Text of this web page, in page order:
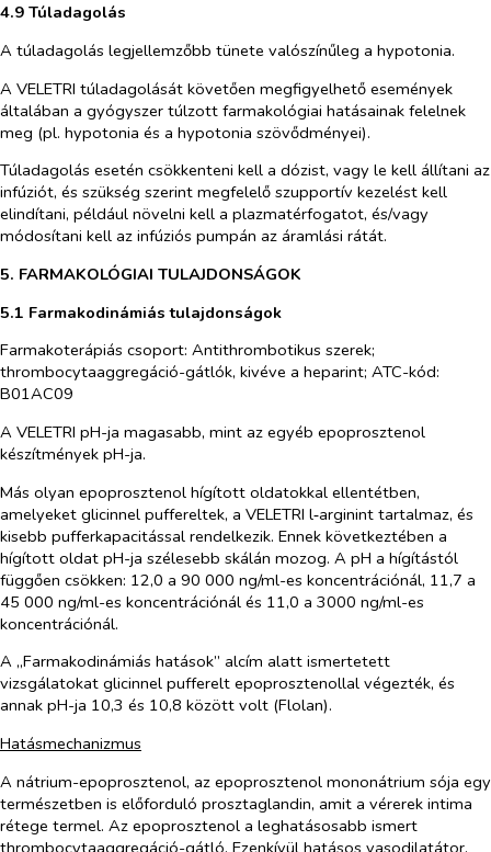
4.9 Túladagolás
A túladagolás legjellemzőbb tünete valószínűleg a hypotonia.
A VELETRI túladagolását követően megfigyelhető események
általában a gyógyszer túlzott farmakológiai hatásainak felelnek
meg (pl. hypotonia és a hypotonia szövődményei).
Túladagolás esetén csökkenteni kell a dózist, vagy le kell állítani az
infúziót, és szükség szerint megfelelő szupportív kezelést kell
elindítani, például növelni kell a plazmatérfogatot, és/vagy
módosítani kell az infúziós pumpán az áramlási rátát.
5. FARMAKOLÓGIAI TULAJDONSÁGOK
5.1 Farmakodinámiás tulajdonságok
Farmakoterápiás csoport: Antithrombotikus szerek;
thrombocytaaggregáció-gátlók, kivéve a heparint; ATC-kód:
B01AC09
A VELETRI pH-ja magasabb, mint az egyéb epoprosztenol
készítmények pH-ja.
Más olyan epoprosztenol hígított oldatokkal ellentétben,
amelyeket glicinnel puffereltek, a VELETRI l‑arginint tartalmaz, és
kisebb pufferkapacitással rendelkezik. Ennek következtében a
hígított oldat pH-ja szélesebb skálán mozog. A pH a hígítástól
függően csökken: 12,0 a 90 000 ng/ml-es koncentrációnál, 11,7 a
45 000 ng/ml-es koncentrációnál és 11,0 a 3000 ng/ml-es
koncentrációnál.
A „Farmakodinámiás hatások” alcím alatt ismertetett
vizsgálatokat glicinnel pufferelt epoprosztenollal végezték, és
annak pH-ja 10,3 és 10,8 között volt (Flolan).
Hatásmechanizmus
A nátrium-epoprosztenol, az epoprosztenol mononátrium sója egy
természetben is előforduló prosztaglandin, amit a vérerek intima
rétege termel. Az epoprosztenol a leghatásosabb ismert
thrombocytaaggregáció-gátló. Ezenkívül hatásos vasodilatátor.